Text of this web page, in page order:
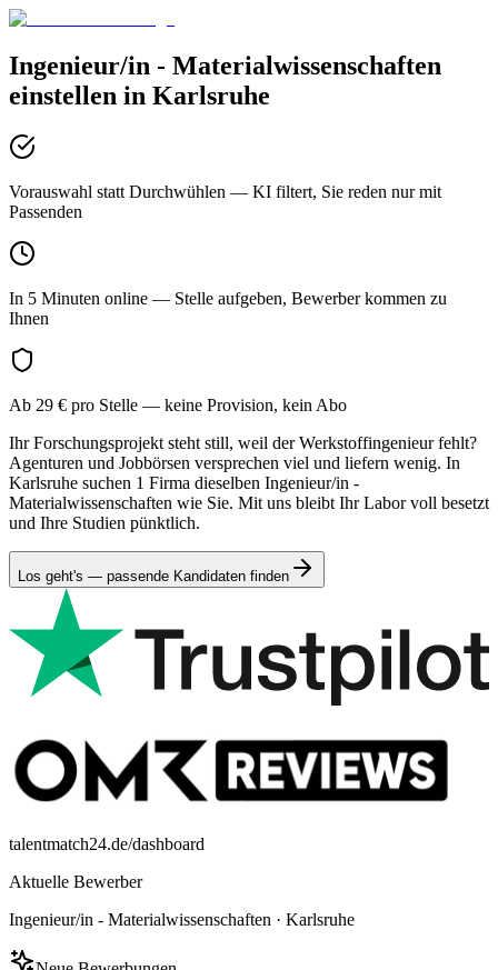
Ingenieur/in - Materialwissenschaften
einstellen in Karlsruhe
Vorauswahl statt Durchwühlen — KI filtert, Sie reden nur mit
Passenden
In 5 Minuten online — Stelle aufgeben, Bewerber kommen zu
Ihnen
Ab 29 € pro Stelle — keine Provision, kein Abo
Ihr Forschungsprojekt steht still, weil der Werkstoffingenieur fehlt?
Agenturen und Jobbörsen versprechen viel und liefern wenig. In
Karlsruhe suchen 1 Firma dieselben Ingenieur/in -
Materialwissenschaften wie Sie. Mit uns bleibt Ihr Labor voll besetzt
und Ihre Studien pünktlich.
Los geht's — passende Kandidaten finden
talentmatch24.de/dashboard
Aktuelle Bewerber
Ingenieur/in - Materialwissenschaften · Karlsruhe